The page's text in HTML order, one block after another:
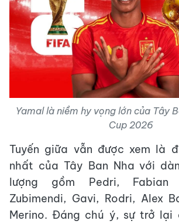
Yamal là niềm hy vọng lớn của Tây
Cup 2026
Tuyến giữa vẫn được xem là
nhất của Tây Ban Nha với
lượng gồm Pedri, Fabian
Zubimendi, Gavi, Rodri, Alex
Merino. Đáng chú ý, sự trở lại